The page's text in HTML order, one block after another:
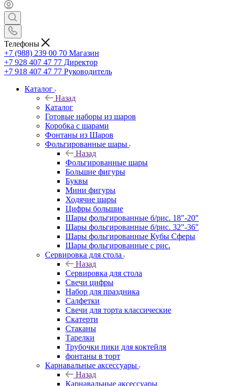
Телефоны
+7 (988) 239 00 70 Магазин
+7 928 407 47 77 Директор
+7 918 407 47 77 Руководитель
Каталог
Назад
Каталог
Готовые наборы из шаров
Коробка с шарами
Фонтаны из Шаров
Фольгированные шары
Назад
Фольгированные шары
Большие фигуры
Буквы
Мини фигуры
Ходячие шары
Цифры большие
Шары фольгированные б/рис. 18"-20"
Шары фольгированные б/рис. 32"-36"
Шары фольгированные Кубы Сферы
Шары фольгированные с рис.
Сервировка для стола
Назад
Сервировка для стола
Свечи цифры
Набор для праздника
Салфетки
Свечи для торта классические
Скатерти
Стаканы
Тарелки
Трубочки пики для коктейля
фонтаны в торт
Карнавальные аксессуары
Назад
Карнавальные аксессуары